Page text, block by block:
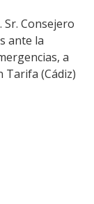
Sr. Consejero
ante la
a
(Cádiz)